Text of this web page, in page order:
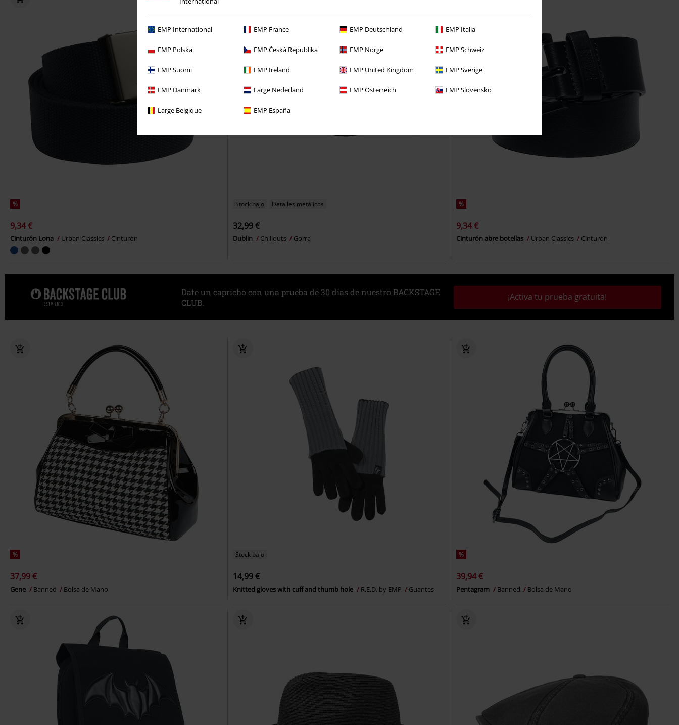
EMP International EMP France EMP Deutschland EMP Italia
EMP Polska EMP Česká Republika EMP Norge EMP Schweiz
EMP Suomi EMP Ireland EMP United Kingdom EMP Sverige
EMP Danmark Large Nederland EMP Österreich EMP Slovensko
Large Belgique EMP España
%
9,34 €
Cinturón Lona Urban Classics Cinturón
Stock bajo Detalles metálicos
32,99 €
Dublin Chillouts Gorra
%
9,34 €
Cinturón abre botellas Urban Classics Cinturón
Date un capricho con una prueba de 30 días de nuestro BACKSTAGE
CLUB.
¡Activa tu prueba gratuita!
%
37,99 €
Gene Banned Bolsa de Mano
Stock bajo
14,99 €
Knitted gloves with cuff and thumb hole R.E.D. by EMP Guantes
%
39,94 €
Pentagram Banned Bolsa de Mano